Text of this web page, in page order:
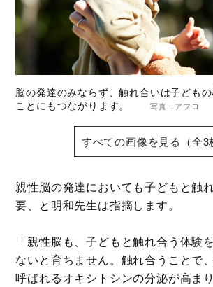
脳の発達のみならず、触れ合いは子ども
ことにもつながります。
写真：アフロ
すべての画像を見る（全3
親性脳の発達においても子どもと触
要、と明和先生は指摘します。
「親性脳も、子どもと触れ合う体験
ないと育ちません。触れ合うことで
呼ばれるオキシトシンの分泌が高まり